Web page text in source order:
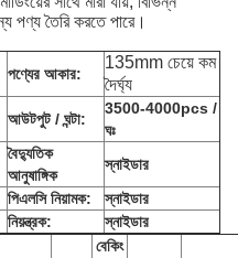
পণ্য তৈরি করতে পারে।
পণ্যের আকার:
135mm চেয়ে কম
দৈর্ঘ্য
আউটপুট / ঘন্টা:
3500-4000pcs /
ঘঃ
বৈদ্যুতিক
আনুষাঙ্গিক
স্নাইডার
পিএলসি নিয়ামক:
স্নাইডার
নিয়ন্ত্রক: স্নাইডার
বেকিং